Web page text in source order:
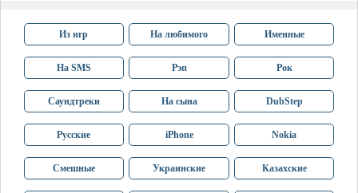
Из игр На любимого Именные
На SMS Рэп Рок
Саундтреки На сына DubStep
Русские iPhone Nokia
Смешные Украинские Казахские